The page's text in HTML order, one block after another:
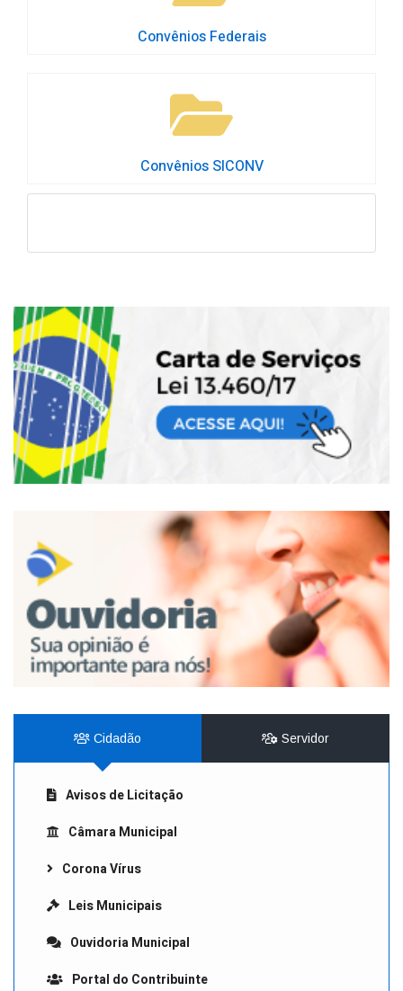
Convênios Federais
Convênios SICONV
Cidadão Servidor
Avisos de Licitação
Câmara Municipal
Corona Vírus
Leis Municipais
Ouvidoria Municipal
Portal do Contribuinte